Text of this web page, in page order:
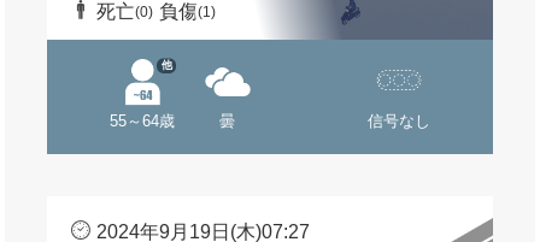
死亡(0) 負傷(1)
55～64歳
他
曇 信号なし
2024年9月19日(木)07:27